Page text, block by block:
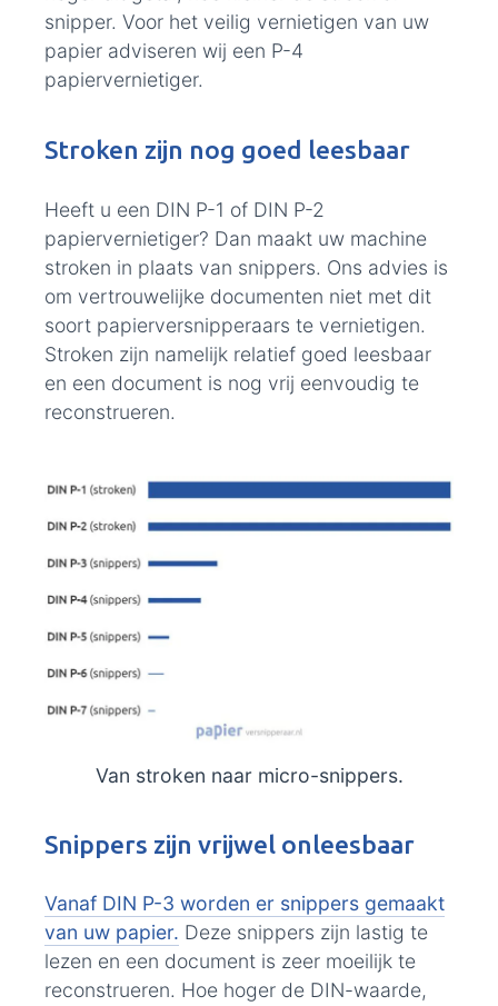
snipper. Voor het veilig vernietigen van uw
papier adviseren wij een P-4
papiervernietiger.
Stroken zijn nog goed leesbaar
Heeft u een DIN P-1 of DIN P-2
papiervernietiger? Dan maakt uw machine
stroken in plaats van snippers. Ons advies is
om vertrouwelijke documenten niet met dit
soort papierversnipperaars te vernietigen.
Stroken zijn namelijk relatief goed leesbaar
en een document is nog vrij eenvoudig te
reconstrueren.
Van stroken naar micro-snippers.
Snippers zijn vrijwel onleesbaar
Vanaf DIN P-3 worden er snippers gemaakt
van uw papier. Deze snippers zijn lastig te
lezen en een document is zeer moeilijk te
reconstrueren. Hoe hoger de DIN-waarde,